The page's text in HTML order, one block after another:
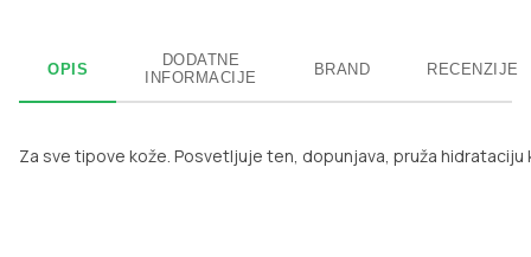
OPIS
DODATNE
INFORMACIJE
BRAND RECENZIJE
Za sve tipove kože. Posvetljuje ten, dopunjava, pruža hidrataciju